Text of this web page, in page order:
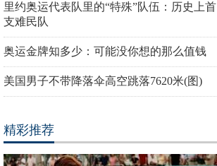
里约奥运代表队里的“特殊”队伍：历史上首
支难民队
奥运金牌知多少：可能没你想的那么值钱
美国男子不带降落伞高空跳落7620米(图)
精彩推荐